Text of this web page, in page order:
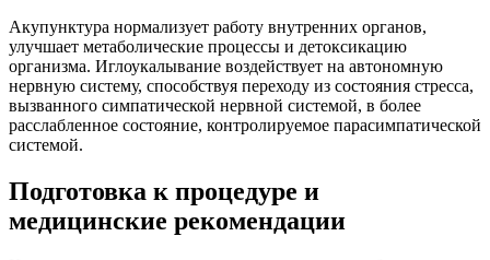
Акупунктура нормализует работу внутренних органов,
улучшает метаболические процессы и детоксикацию
организма. Иглоукалывание воздействует на автономную
нервную систему, способствуя переходу из состояния стресса,
вызванного симпатической нервной системой, в более
расслабленное состояние, контролируемое парасимпатической
системой.
Подготовка к процедуре и
медицинские рекомендации